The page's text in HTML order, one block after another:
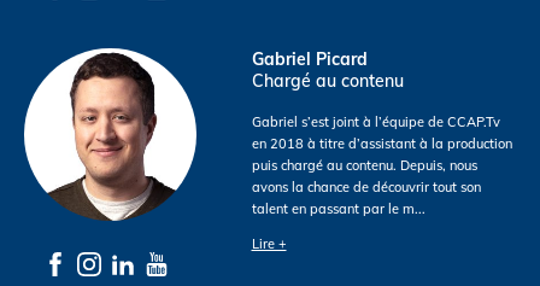
Gabriel Picard
Chargé au contenu
Gabriel s’est joint à l’équipe de CCAP.Tv
en 2018 à titre d’assistant à la production
puis chargé au contenu. Depuis, nous
avons la chance de découvrir tout son
talent en passant par le m...
Lire +